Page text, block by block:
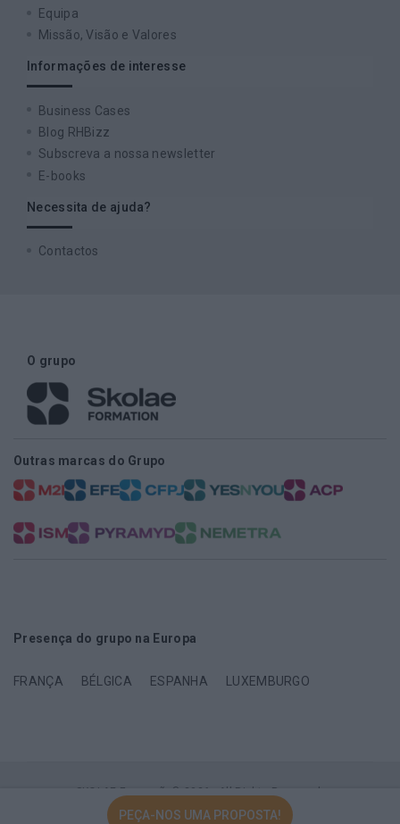
PEÇA-NOS UMA PROPOSTA!
Equipa
Missão, Visão e Valores
Informações de interesse
Business Cases
Blog RHBizz
Subscreva a nossa newsletter
E-books
Necessita de ajuda?
Contactos
O grupo
Outras marcas do Grupo
Presença do grupo na Europa
FRANÇA BÉLGICA ESPANHA LUXEMBURGO
SKOLAE Formação© 2026 . All Rights Reserved.
Contactos Política de Privacidade